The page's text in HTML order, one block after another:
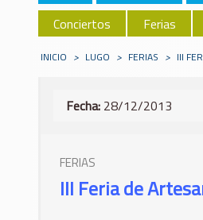
Conciertos
Ferias
INICIO > LUGO > FERIAS > III
Fecha: 28/12/2013
FERIAS
III Feria de